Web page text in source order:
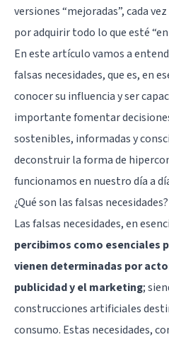
versiones “mejoradas”, cada
por adquirir todo lo que esté
En este artículo vamos a
falsas necesidades, que es, en
conocer su influencia y ser
importante fomentar
sostenibles, informadas y
deconstruir la forma de
funcionamos en nuestro día a
¿Qué son las falsas necesidades?
Las falsas necesidades, en
percibimos como esenciales
vienen determinadas por
publicidad y el marketing;
construcciones artificiales
consumo. Estas necesidades,